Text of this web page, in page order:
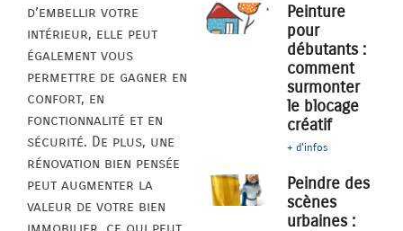
d’embellir votre
intérieur, elle peut
également vous
permettre de gagner en
confort, en
fonctionnalité et en
sécurité. De plus, une
rénovation bien pensée
peut augmenter la
valeur de votre bien
Peinture
pour
débutants :
comment
surmonter
le blocage
créatif
+ d'infos
Peindre des
scènes
urbaines :